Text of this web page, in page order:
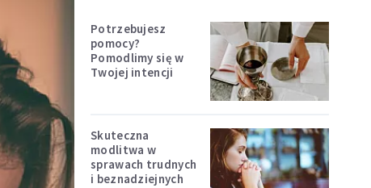
Potrzebujesz
pomocy?
Pomodlimy się w
Twojej intencji
Skuteczna
modlitwa w
sprawach trudnych
i beznadziejnych